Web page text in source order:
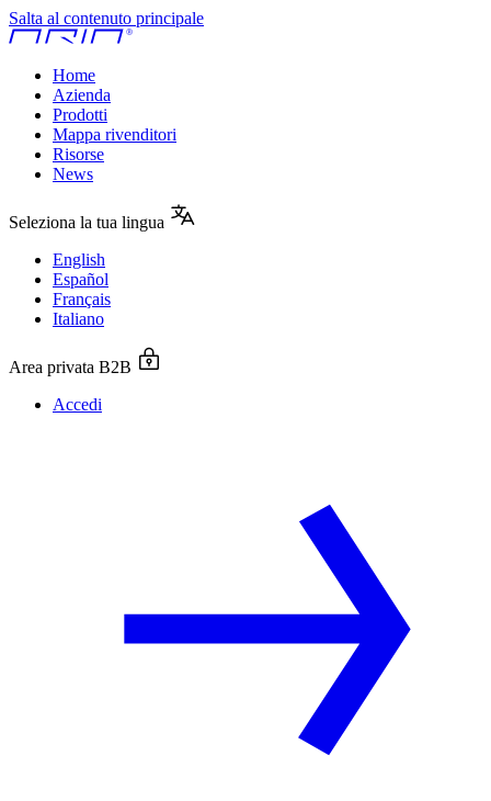
Salta al contenuto principale
Home
Azienda
Prodotti
Mappa rivenditori
Risorse
News
Seleziona la tua lingua
English
Español
Français
Italiano
Area privata B2B
Accedi